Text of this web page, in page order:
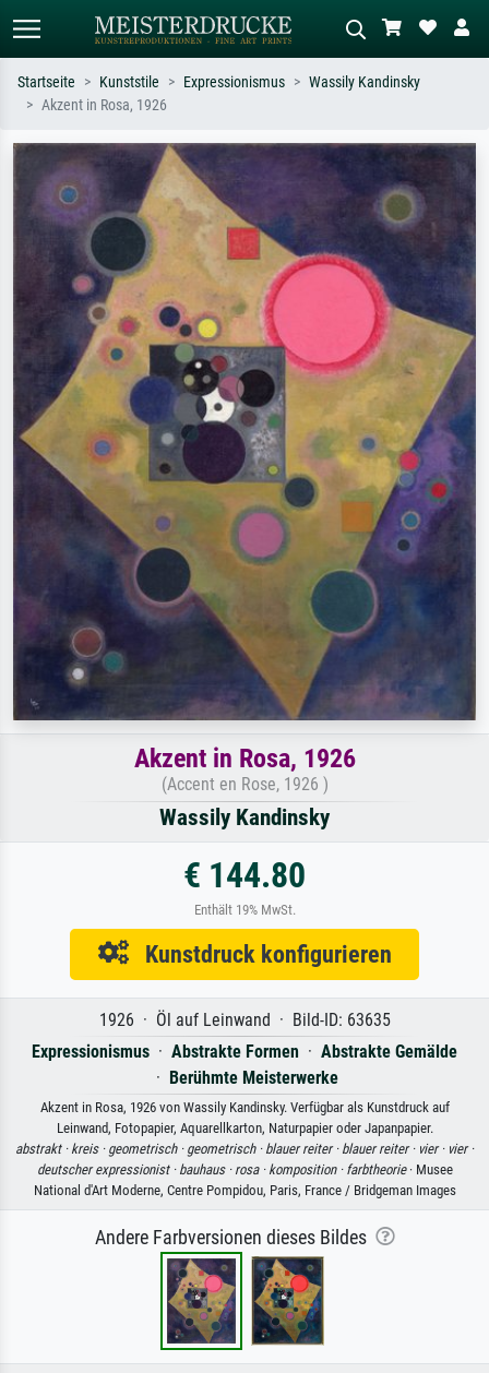
Suchen Sie nach Künstlern, Werktiteln
oder Stilen – z.B. Monet,
Sternennacht, Impressionismus, Welle
Hokusai, Akt.
Beschreiben Sie die Szene – z.B. Grüne
Wiese, Abstrakt mit viel Rot, Dunkles
Ölgemälde, Stehender Akt neben einem
Baum.
Startseite Kunststile Expressionismus
Wassily Kandinsky
Akzent in Rosa, 1926
Akzent in Rosa, 1926
(Accent en Rose, 1926 )
Wassily Kandinsky
€ 144.80
Enthält 19% MwSt.
Kunstdruck konfigurieren
1926 · Öl auf Leinwand · Bild-ID: 63635
Expressionismus · Abstrakte Formen · Abstrakte Gemälde
· Berühmte Meisterwerke
Akzent in Rosa, 1926 von Wassily Kandinsky. Verfügbar als Kunstdruck auf
Leinwand, Fotopapier, Aquarellkarton, Naturpapier oder Japanpapier.
abstrakt · kreis · geometrisch · geometrisch · blauer reiter · blauer reiter · vier · vier ·
deutscher expressionist · bauhaus · rosa · komposition · farbtheorie· Musee
National d'Art Moderne, Centre Pompidou, Paris, France / Bridgeman Images
Andere Farbversionen dieses Bildes